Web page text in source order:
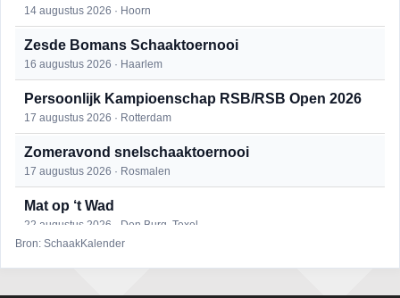
14 augustus 2026 · Hoorn
Zesde Bomans Schaaktoernooi
16 augustus 2026 · Haarlem
Persoonlijk Kampioenschap RSB/RSB Open 2026
17 augustus 2026 · Rotterdam
Zomeravond snelschaaktoernooi
17 augustus 2026 · Rosmalen
Mat op ‘t Wad
22 augustus 2026 · Den Burg, Texel
Bron: SchaakKalender